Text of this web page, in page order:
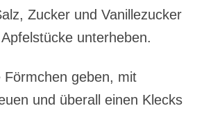
Zucker und Vanillezucker
unterheben.
Förmchen geben, mit
und überall einen Klecks